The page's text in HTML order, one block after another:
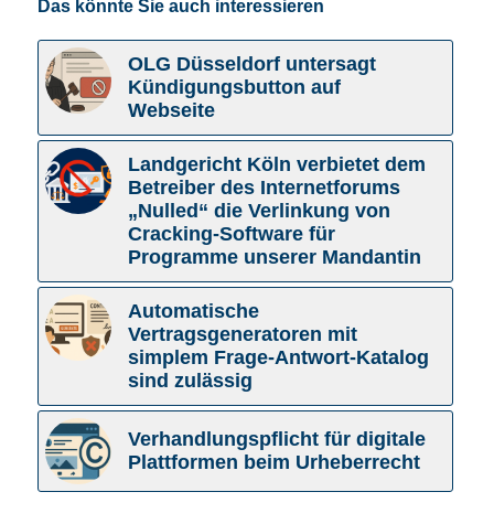
Das könnte Sie auch interessieren
OLG Düsseldorf untersagt
Kündigungsbutton auf
Webseite
Landgericht Köln verbietet dem
Betreiber des Internetforums
„Nulled“ die Verlinkung von
Cracking-Software für
Programme unserer Mandantin
Automatische
Vertragsgeneratoren mit
simplem Frage-Antwort-Katalog
sind zulässig
Verhandlungspflicht für digitale
Plattformen beim Urheberrecht